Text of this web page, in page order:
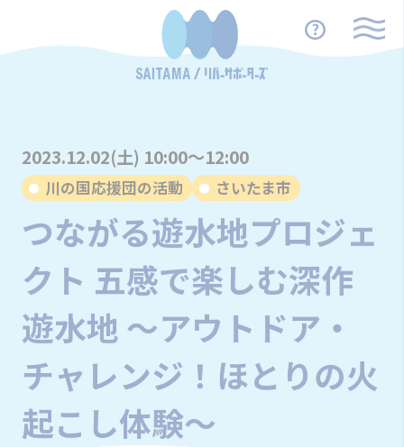
2023.12.02(土) 10:00～12:00
川の国応援団の活動 さいたま市
つながる遊水地プロジェ
クト 五感で楽しむ深作
遊水地 ～アウトドア・
チャレンジ！ほとりの火
起こし体験～